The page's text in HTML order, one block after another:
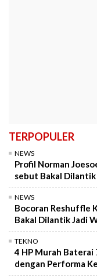
TERPOPULER
NEWS
Profil Norman
sebut Bakal Dilantik
NEWS
Bocoran Reshuffle
Bakal Dilantik Jadi
TEKNO
4 HP Murah Baterai
dengan Performa